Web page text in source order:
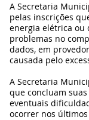
A Secretaria
pelas inscrições
energia elétrica ou
problemas no
dados, em
causada pelo
A Secretaria
que concluam
eventuais
ocorrer nos